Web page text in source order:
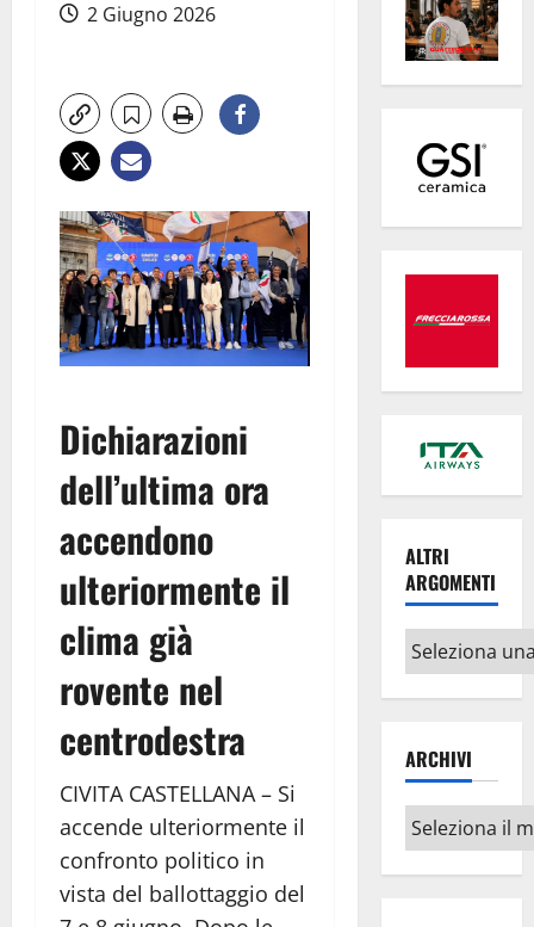
2 Giugno 2026
Dichiarazioni
dell’ultima ora
accendono
ulteriormente il
clima già
rovente nel
centrodestra
CIVITA CASTELLANA – Si
accende ulteriormente il
confronto politico in
vista del ballottaggio del
ALTRI
ARGOMENTI
Altri
argomenti
ARCHIVI
Archivi